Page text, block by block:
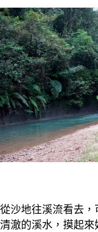
從沙地往溪流看去，
清澈的溪水，摸起